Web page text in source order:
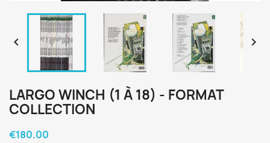
 
LARGO WINCH (1 À 18) - FORMAT
COLLECTION
€180.00